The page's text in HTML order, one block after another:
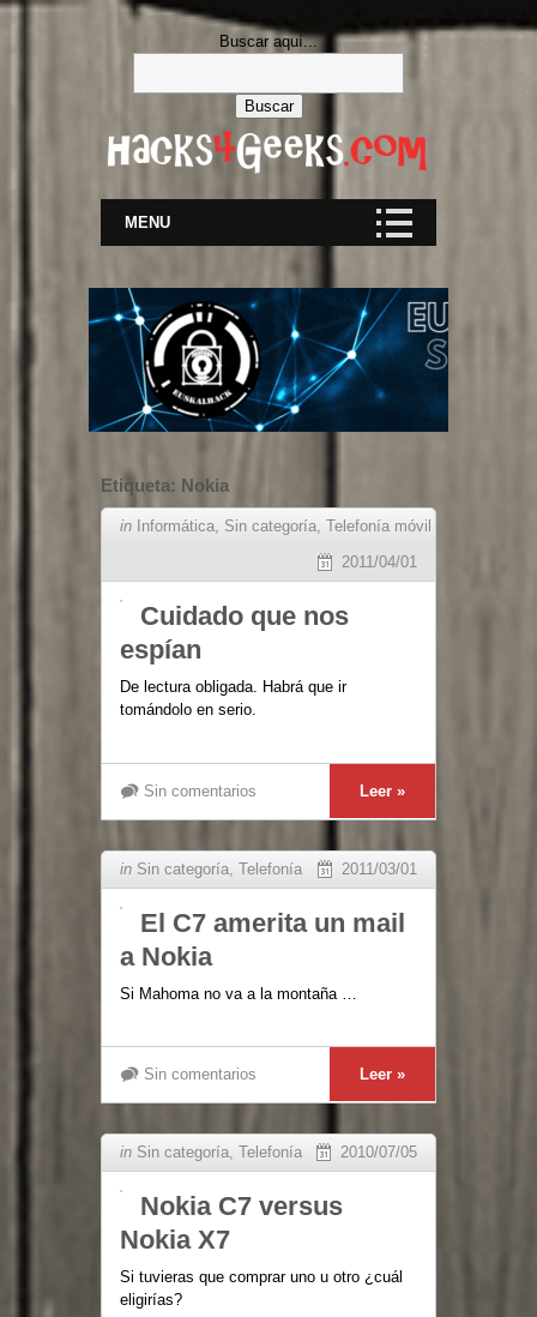
Buscar aquí...
MENU
Etiqueta: Nokia
in Informática, Sin categoría, Telefonía móvil
2011/04/01
Cuidado que nos
espían
De lectura obligada. Habrá que ir
tomándolo en serio.
Sin comentarios Leer »
in Sin categoría Telefonía 2011/03/01
El C7 amerita un mail
a Nokia
Si Mahoma no va a la montaña …
Sin comentarios Leer »
in Sin categoría, Telefonía 2010/07/05
Nokia C7 versus
Nokia X7
Si tuvieras que comprar uno u otro ¿cuál
eligirías?